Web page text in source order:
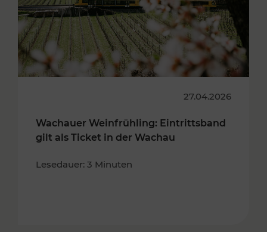
27.04.2026
Wachauer Weinfrühling: Eintrittsband
gilt als Ticket in der Wachau
Lesedauer: 3 Minuten